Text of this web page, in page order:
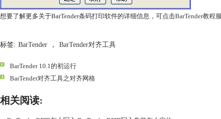
想要了解更多关于BarTender条码打印软件的详细信息，可点击BarTender教程
标签: BarTender ， BarTender对齐工具
BarTender 10.1的初运行
BarTender对齐工具之对齐网格
相关阅读: